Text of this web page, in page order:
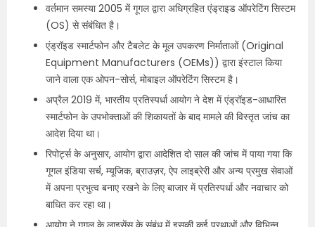
वर्तमान समस्या 2005 में गूगल द्वारा अधिग्रहित एंड्राइड ऑपरेटिंग सिस्टम
(OS) से संबंधित है।
एंड्रॉइड स्मार्टफोन और टैबलेट के मूल उपकरण निर्माताओं (Original
Equipment Manufacturers (OEMs)) द्वारा इंस्टाल किया
जाने वाला एक ओपन-सोर्स, मोबाइल ऑपरेटिंग सिस्टम है।
अप्रैल 2019 में, भारतीय प्रतिस्पर्धा आयोग ने देश में एंड्रॉइड-आधारित
स्मार्टफोन के उपभोक्ताओं की शिकायतों के बाद मामले की विस्तृत जांच का
आदेश दिया था।
रिपोर्ट्स के अनुसार, आयोग द्वारा आदेशित दो साल की जांच में पाया गया कि
गूगल इंडिया सर्च, म्यूजिक, ब्राउज़र, ऐप लाइब्रेरी और अन्य प्रमुख सेवाओं
में अपना प्रभुत्व बनाए रखने के लिए बाजार में प्रतिस्पर्धा और नवाचार को
बाधित कर रहा था।